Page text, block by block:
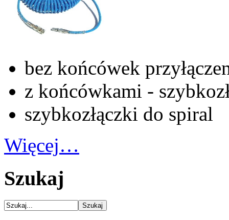
bez końcówek
z końcówkami -
szybkozłączki do spiral
Więcej…
Szukaj